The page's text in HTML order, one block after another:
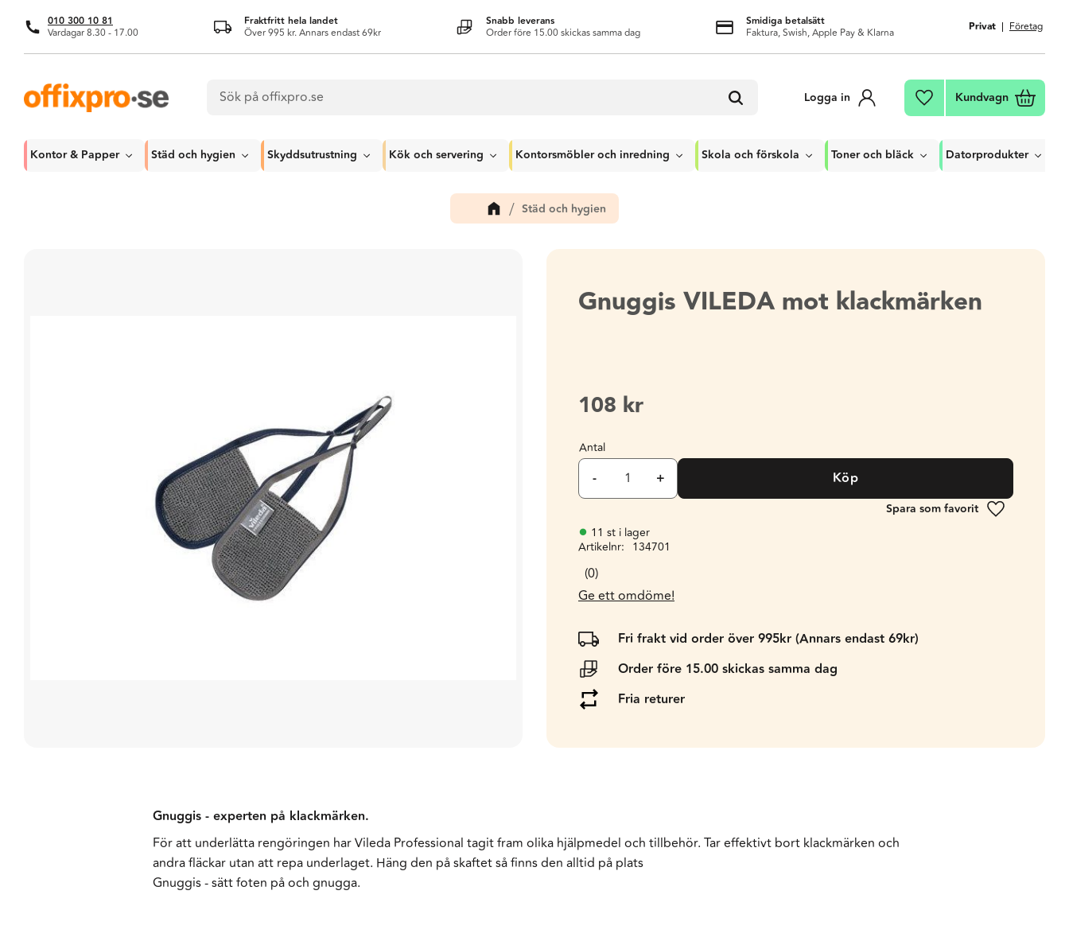
010 300 10 81
Vardagar 8.30 - 17.00
Fraktfritt hela landet
Över 995 kr. Annars endast 69kr
Snabb leverans
Order före 15.00 skickas samma dag
Smidiga betalsätt
Faktura, Swish, Apple Pay & Klarna Privat Företag
Logga in Favoriter
Kundvagn
Kontor & Papper Städ och hygien Skyddsutrustning Kök och servering Kontorsmöbler och inredning Skola och förskola Toner och bläck Datorprodukter
Städ och hygien
Gnuggis VILEDA mot klackmärken
108 kr
Antal
+
- Köp
Lägg till i
11 st i lager
Artikelnr
134701
0
Ge ett omdöme!
Fri frakt vid order över 995kr (Annars endast 69kr)
Order före 15.00 skickas samma dag
Fria returer
Gnuggis - experten på klackmärken.
För att underlätta rengöringen har Vileda Professional tagit fram olika hjälpmedel och tillbehör. Tar effektivt bort klackmärken och
andra fläckar utan att repa underlaget. Häng den på skaftet så finns den alltid på plats
Gnuggis - sätt foten på och gnugga.